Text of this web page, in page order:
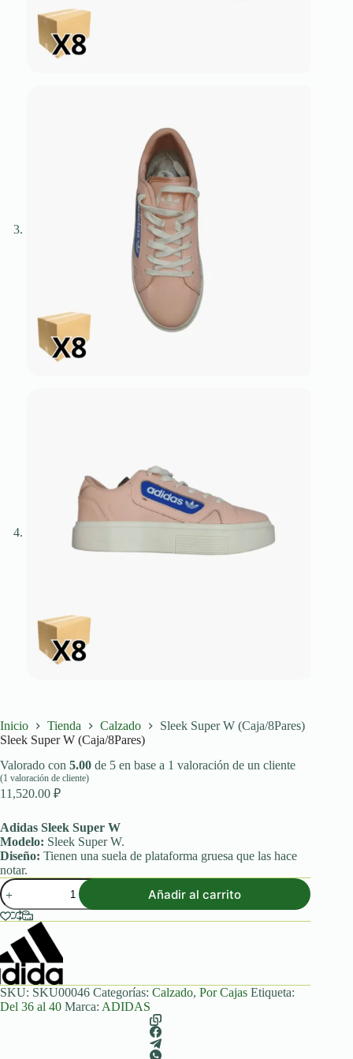
Inicio Tienda Calzado
Sleek Super W (Caja/8Pares)
Sleek Super W (Caja/8Pares)
Valorado con 5.00 de 5 en base a 1 valoración de un cliente
(1 valoración de cliente)
11,520.00 ₽
Adidas Sleek Super W
Modelo: Sleek Super W.
Diseño: Tienen una suela de plataforma gruesa que las hace
notar.
Sleek
Super
W
(Caja/8Pares)
cantidad
Añadir al carrito
SKU: SKU00046 Categorías: Calzado, Por Cajas Etiqueta:
Del 36 al 40 Marca: ADIDAS